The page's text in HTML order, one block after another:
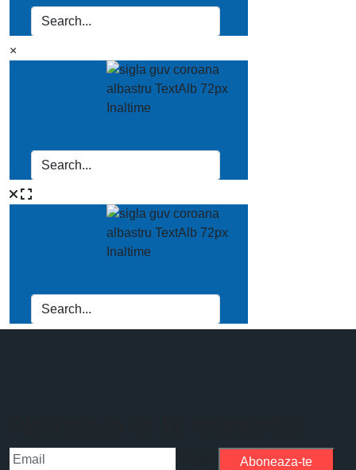
×
Aboneaza-te